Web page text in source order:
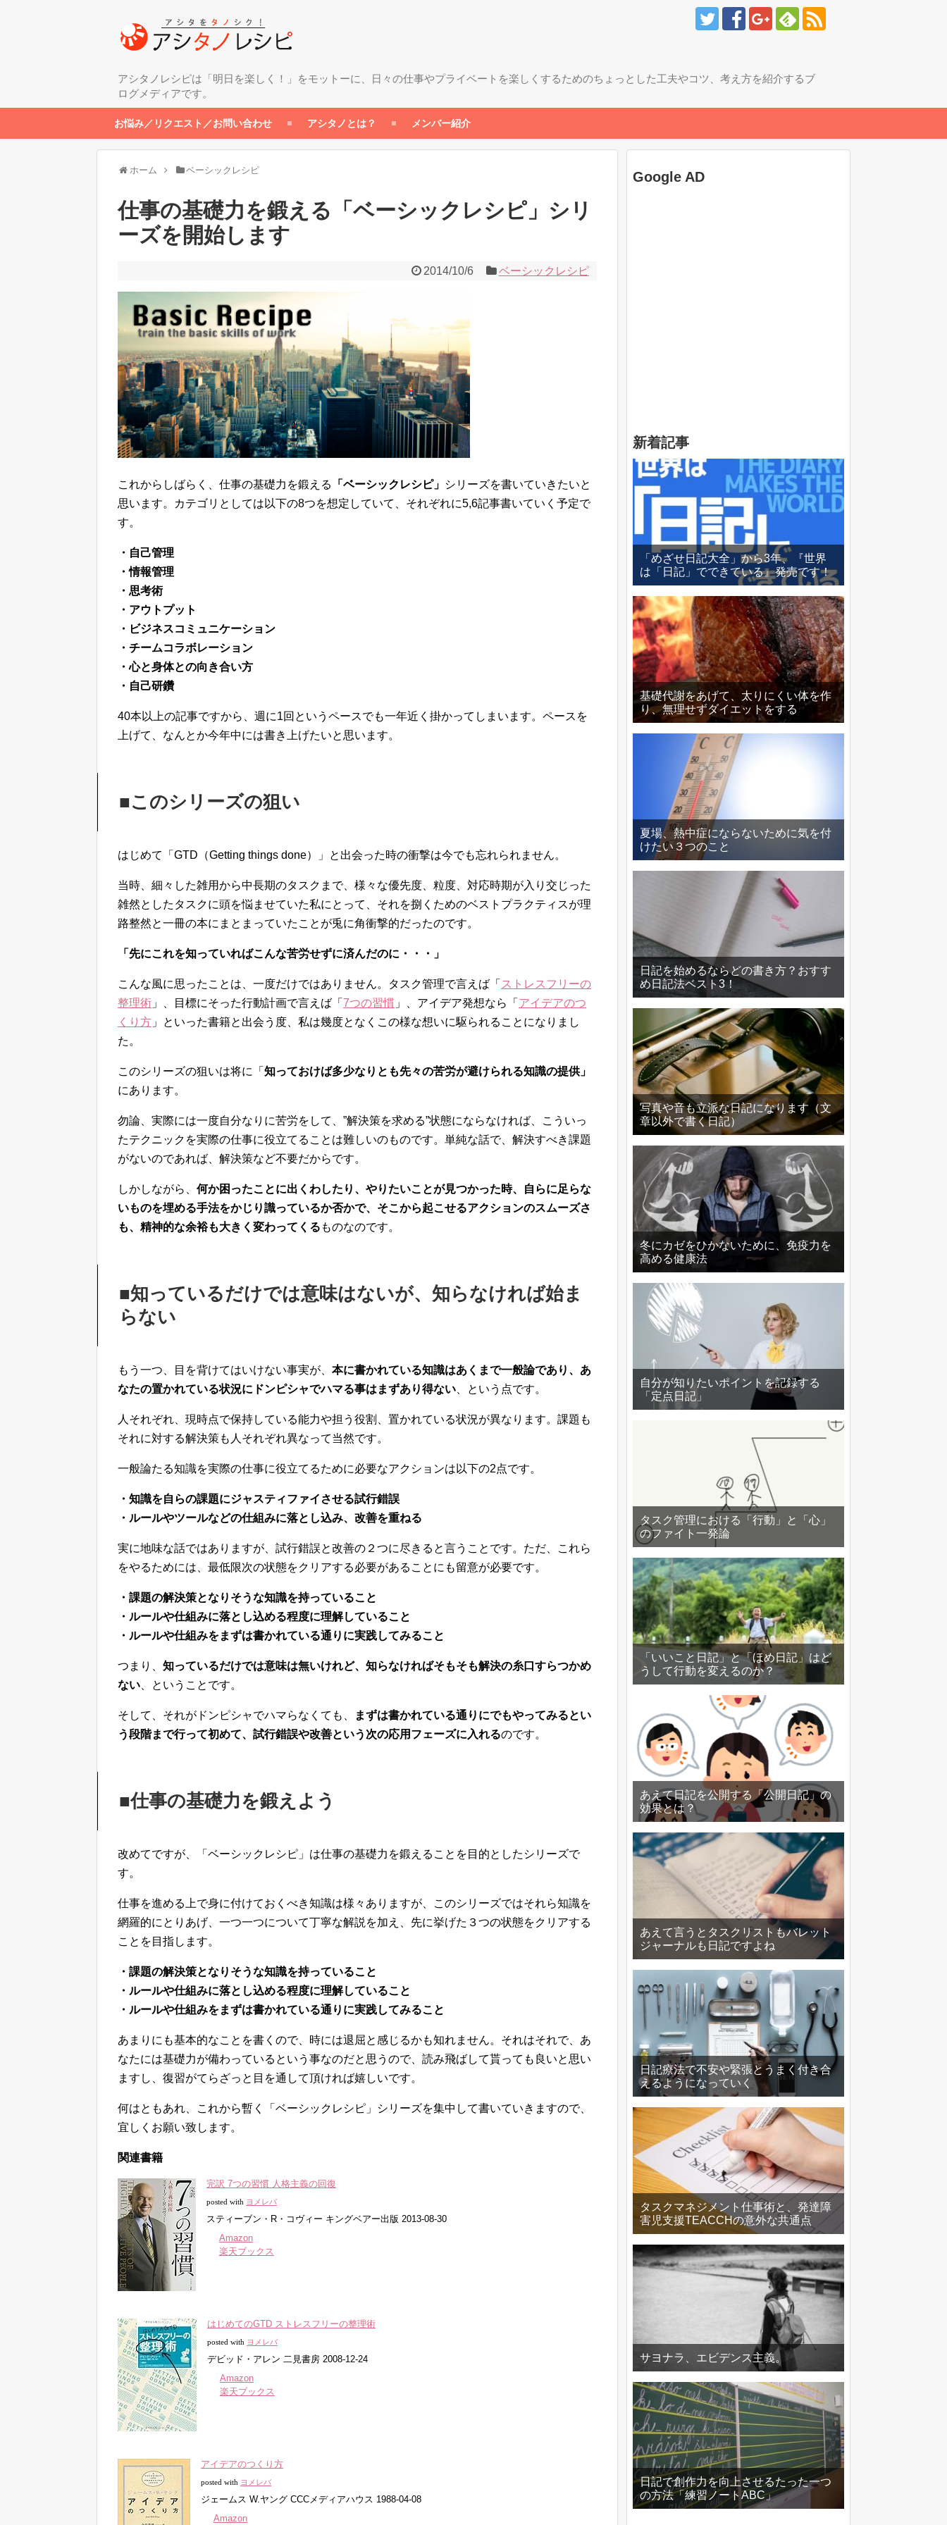
アシタノレシピは「明日を楽しく！」をモットーに、日々の仕事やプライベートを楽しくするためのちょっとした工夫やコツ、考え方を紹介するブ
ログメディアです。
お悩み／リクエスト／お問い合わせ アシタノとは？ メンバー紹介
ホーム ベーシックレシピ
仕事の基礎力を鍛える「ベーシックレシピ」シリ
ーズを開始します
2014/10/6 ベーシックレシピ
これからしばらく、仕事の基礎力を鍛える 「ベーシックレシピ」 シリーズを書いていきたいと
思います。カテゴリとしては以下の8つを想定していて、それぞれに5,6記事書いていく予定で
す。
・自己管理
・情報管理
・思考術
・アウトプット
・ビジネスコミュニケーション
・チームコラボレーション
・心と身体との向き合い方
・自己研鑽
40本以上の記事ですから、週に1回というペースでも一年近く掛かってしまいます。ペースを
上げて、なんとか今年中には書き上げたいと思います。
■このシリーズの狙い
はじめて「GTD（Getting things done）」と出会った時の衝撃は今でも忘れられません。
当時、細々した雑用から中長期のタスクまで、様々な優先度、粒度、対応時期が入り交じった
雑然としたタスクに頭を悩ませていた私にとって、それを捌くためのベストプラクティスが理
路整然と一冊の本にまとまっていたことが兎に角衝撃的だったのです。
「先にこれを知っていればこんな苦労せずに済んだのに・・・」
こんな風に思ったことは、一度だけではありません。タスク管理で言えば「 ストレスフリーの
整理術 」、目標にそった行動計画で言えば「 7つの習慣 」、アイデア発想なら「 アイデアのつ
くり方 」といった書籍と出会う度、私は幾度となくこの様な想いに駆られることになりまし
た。
このシリーズの狙いは将に「 知っておけば多少なりとも先々の苦労が避けられる知識の提供」
にあります。
勿論、実際には一度自分なりに苦労をして、”解決策を求める”状態にならなければ、こういっ
たテクニックを実際の仕事に役立てることは難しいのものです。単純な話で、解決すべき課題
がないのであれば、解決策など不要だからです。
しかしながら、 何か困ったことに出くわしたり、やりたいことが見つかった時、自らに足らな
いものを埋める手法をかじり識っているか否かで、そこから起こせるアクションのスムーズさ
も、精神的な余裕も大きく変わってくる ものなのです。
■知っているだけでは意味はないが、知らなければ始ま
らない
もう一つ、目を背けてはいけない事実が、 本に書かれている知識はあくまで一般論であり、あ
なたの置かれている状況にドンピシャでハマる事はまずあり得ない 、という点です。
人それぞれ、現時点で保持している能力や担う役割、置かれている状況が異なります。課題も
それに対する解決策も人それぞれ異なって当然です。
一般論たる知識を実際の仕事に役立てるために必要なアクションは以下の2点です。
・知識を自らの課題にジャスティファイさせる試行錯誤
・ルールやツールなどの仕組みに落とし込み、改善を重ねる
実に地味な話ではありますが、試行錯誤と改善の２つに尽きると言うことです。ただ、これら
をやるためには、最低限次の状態をクリアする必要があることにも留意が必要です。
・課題の解決策となりそうな知識を持っていること
・ルールや仕組みに落とし込める程度に理解していること
・ルールや仕組みをまずは書かれている通りに実践してみること
つまり、 知っているだけでは意味は無いけれど、知らなければそもそも解決の糸口すらつかめ
ない 、ということです。
そして、それがドンピシャでハマらなくても、
まずは書かれている通りにでもやってみるとい
う段階まで行って初めて、試行錯誤や改善という次の応用フェーズに入れるのです。
■仕事の基礎力を鍛えよう
改めてですが、「ベーシックレシピ」は仕事の基礎力を鍛えることを目的としたシリーズで
す。
仕事を進める上で身に付けておくべき知識は様々ありますが、このシリーズではそれら知識を
網羅的にとりあげ、一つ一つについて丁寧な解説を加え、先に挙げた３つの状態をクリアする
ことを目指します。
・課題の解決策となりそうな知識を持っていること
・ルールや仕組みに落とし込める程度に理解していること
・ルールや仕組みをまずは書かれている通りに実践してみること
あまりにも基本的なことを書くので、時には退屈と感じるかも知れません。それはそれで、あ
なたには基礎力が備わっているという事なのだと思うので、読み飛ばして貰っても良いと思い
ますし、復習がてらざっと目を通して頂ければ嬉しいです。
何はともあれ、これから暫く「ベーシックレシピ」シリーズを集中して書いていきますので、
宜しくお願い致します。
関連書籍
完訳 7つの習慣 人格主義の回復
posted with ヨメレバ
スティーブン・R・コヴィー キングベアー出版 2013-08-30
Amazon
楽天ブックス
はじめてのGTD ストレスフリーの整理術
posted with ヨメレバ
デビッド・アレン 二見書房 2008-12-24
Amazon
楽天ブックス
アイデアのつくり方
posted with ヨメレバ
ジェームス W.ヤング CCCメディアハウス 1988-04-08
Amazon
Google AD
新着記事
「めざせ日記大全」から3年、『世界
は「日記」でできている』発売です！
基礎代謝をあげて、太りにくい体を作
り、無理せずダイエットをする
夏場、熱中症にならないために気を付
けたい３つのこと
日記を始めるならどの書き方？おすす
め日記法ベスト3！
写真や音も立派な日記になります（文
章以外で書く日記）
冬にカゼをひかないために、免疫力を
高める健康法
自分が知りたいポイントを記録する
「定点日記」
タスク管理における「行動」と「心」
のファイト一発論
「いいこと日記」と「ほめ日記」はど
うして行動を変えるのか？
あえて日記を公開する「公開日記」の
効果とは？
あえて言うとタスクリストもバレット
ジャーナルも日記ですよね
日記療法で不安や緊張とうまく付き合
えるようになっていく
タスクマネジメント仕事術と、発達障
害児支援TEACCHの意外な共通点
サヨナラ、エビデンス主義。
日記で創作力を向上させるたった一つ
の方法「練習ノートABC」